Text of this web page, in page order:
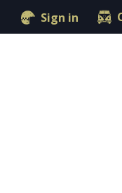
 Sign in shopping_cart